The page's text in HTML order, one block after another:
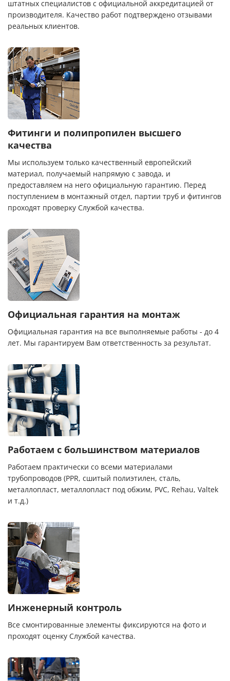
штатных специалистов с официальной аккредитацией от
производителя. Качество работ подтверждено отзывами
реальных клиентов.
Фитинги и полипропилен высшего
качества
Мы используем только качественный европейский
материал, получаемый напрямую с завода, и
предоставляем на него официальную гарантию. Перед
поступлением в монтажный отдел, партии труб и фитингов
проходят проверку Службой качества.
Официальная гарантия на монтаж
Официальная гарантия на все выполняемые работы - до 4
лет. Мы гарантируем Вам ответственность за результат.
Работаем с большинством материалов
Работаем практически со всеми материалами
трубопроводов (PPR, сшитый полиэтилен, сталь,
металлопласт, металлопласт под обжим, PVC, Rehau, Valtek
и т.д.)
Инженерный контроль
Все смонтированные элементы фиксируются на фото и
проходят оценку Службой качества.